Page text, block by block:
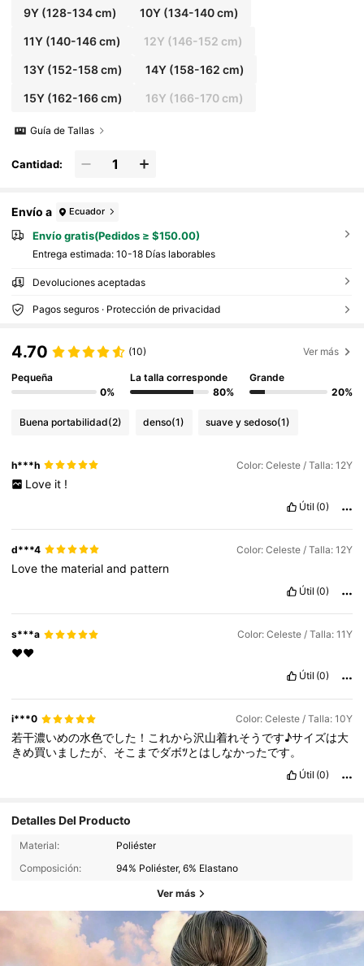
9Y(128-134 cm) 10Y (134-140 cm)
11Y(140-146 cm) 12Y (146-152 cm)
13Y(152-158 cm) 14Y (158-162 cm)
15Y(162-166 cm) 16Y (166-170 cm)
Guía de Tallas
Cantidad:
Envío a Ecuador
Envío gratis(Pedidos ≥ $150.00)
Entrega estimada: 10-18 Días laborables
Devoluciones aceptadas
Pagos seguros · Protección de privacidad
4.70 (10) Ver más
Pequeña
0%
La talla corresponde
80%
Grande
20%
Buena portabilidad(2) denso(1) suave y sedoso(1)
h***h Color: Celeste / Talla: 12Y
Love it !
Útil (0)
d***4 Color: Celeste / Talla: 12Y
Lovethe materialand pattern
Útil (0)
s***a Color: Celeste / Talla: 11Y
❤️❤️
Útil (0)
i***0 Color: Celeste / Talla: 10Y
若干濃いめの水色でした！これから沢山着れそうです♪サイズは大
きめ買いましたが、そこまでダボﾂとはしなかったです。
Útil (0)
Detalles Del Producto
Material:
Poliéster
Composición:
94% Poliéster, 6% Elastano
Ver más